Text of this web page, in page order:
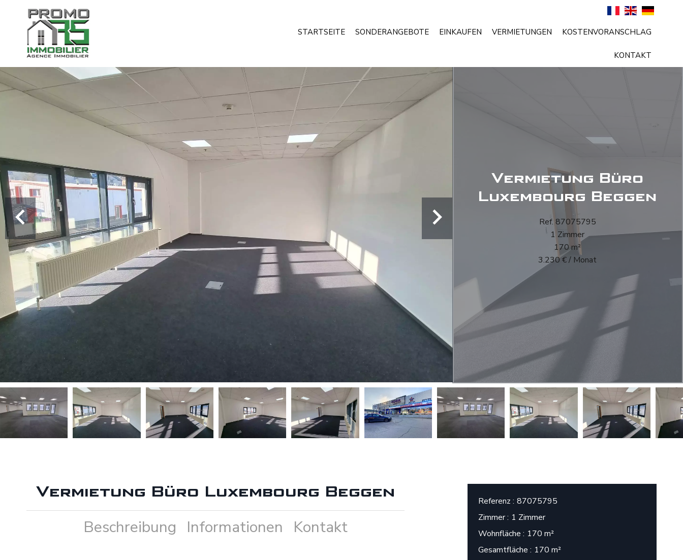
STARTSEITE SONDERANGEBOTE EINKAUFEN VERMIETUNGEN KOSTENVORANSCHLAG
KONTAKT
Vermietung Büro
Luxembourg Beggen
Ref. 87075795
1 Zimmer
170 m²
3.230 € / Monat
Vermietung Büro Luxembourg Beggen
Beschreibung Informationen Kontakt
Referenz 87075795
Zimmer 1 Zimmer
Wohnfläche
170 m²
Gesamtfläche
170 m²